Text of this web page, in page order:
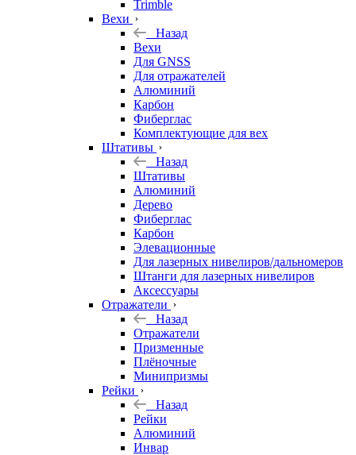
Trimble
Вехи
Назад
Вехи
Для GNSS
Для отражателей
Алюминий
Карбон
Фиберглас
Комплектующие для вех
Штативы
Назад
Штативы
Алюминий
Дерево
Фиберглас
Карбон
Элевационные
Для лазерных нивелиров/дальномеров
Штанги для лазерных нивелиров
Аксессуары
Отражатели
Назад
Отражатели
Призменные
Плёночные
Минипризмы
Рейки
Назад
Рейки
Алюминий
Инвар